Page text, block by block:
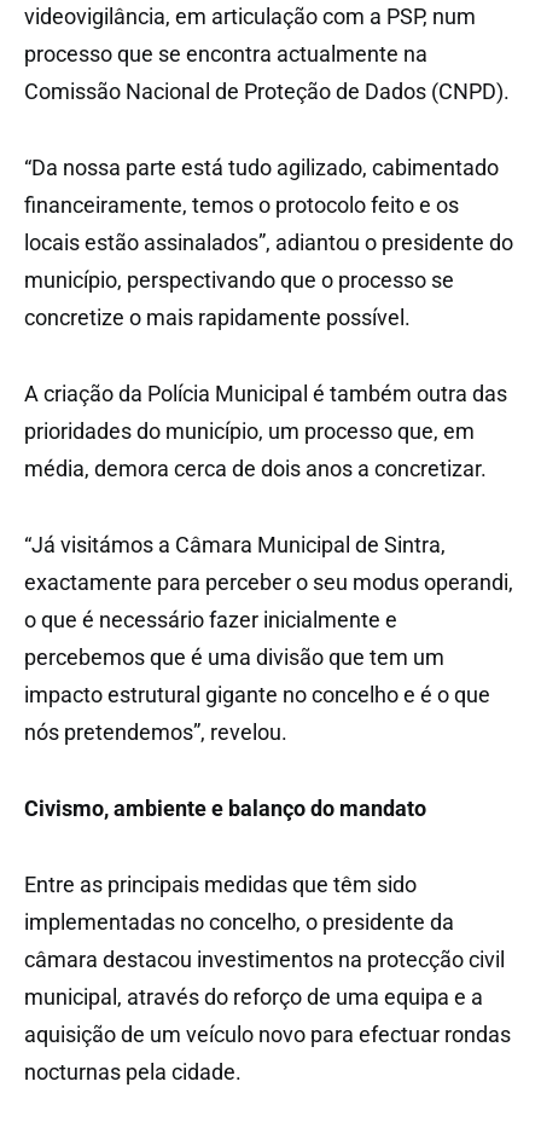
videovigilância, em articulação com a PSP, num
processo que se encontra actualmente na
Comissão Nacional de Proteção de Dados (CNPD).
“Da nossa parte está tudo agilizado, cabimentado
financeiramente, temos o protocolo feito e os
locais estão assinalados”, adiantou o presidente do
município, perspectivando que o processo se
concretize o mais rapidamente possível.
A criação da Polícia Municipal é também outra das
prioridades do município, um processo que, em
média, demora cerca de dois anos a concretizar.
“Já visitámos a Câmara Municipal de Sintra,
exactamente para perceber o seu modus operandi,
o que é necessário fazer inicialmente e
percebemos que é uma divisão que tem um
impacto estrutural gigante no concelho e é o que
nós pretendemos”, revelou.
Civismo, ambiente e balanço do mandato
Entre as principais medidas que têm sido
implementadas no concelho, o presidente da
câmara destacou investimentos na protecção civil
municipal, através do reforço de uma equipa e a
aquisição de um veículo novo para efectuar rondas
nocturnas pela cidade.